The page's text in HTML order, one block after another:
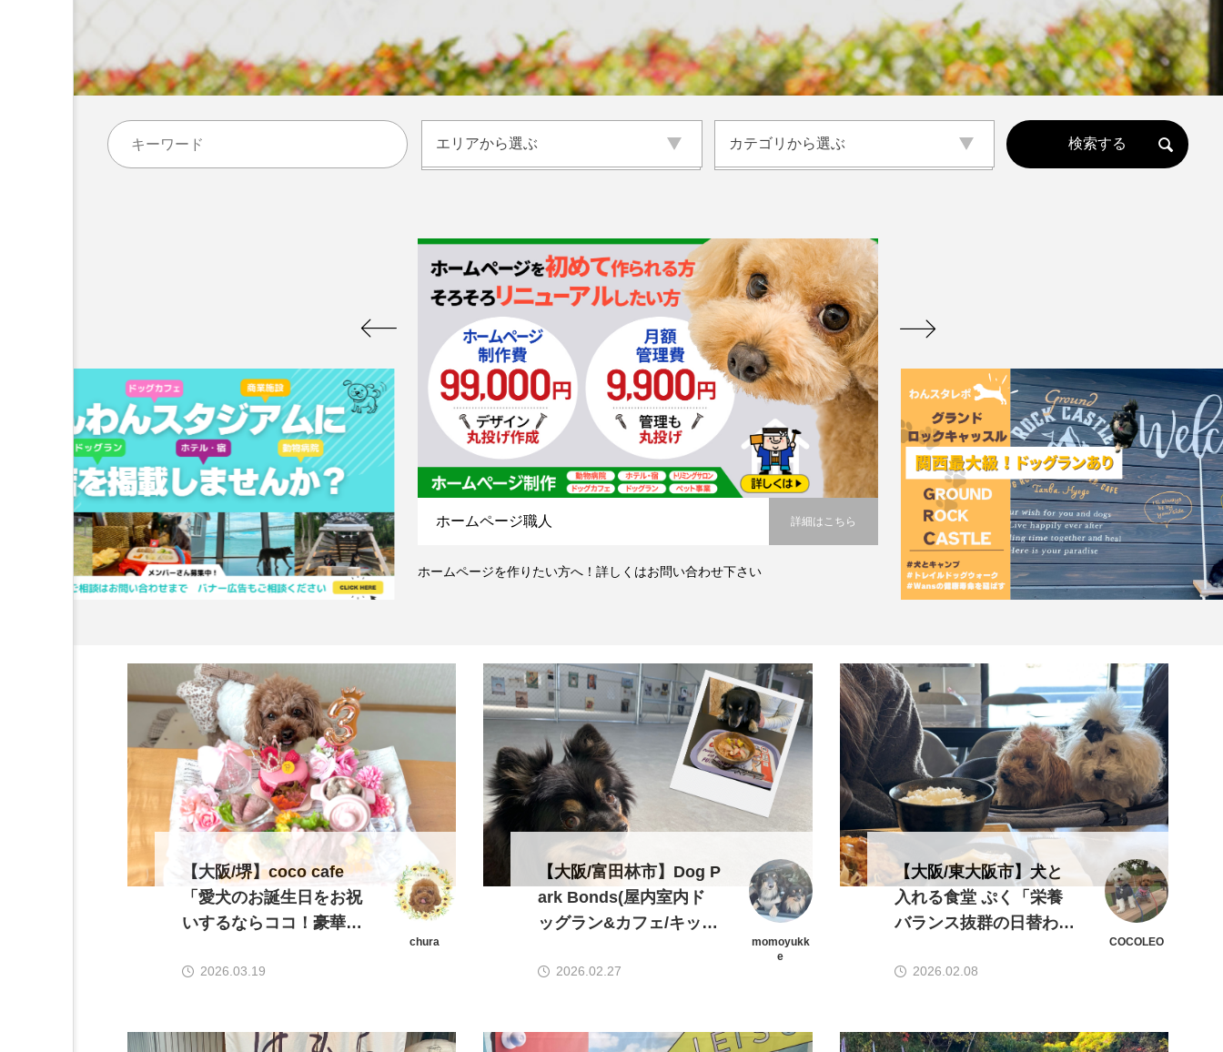
会社概要
プライバシーポリシー
お問い合わせ
エリアから選ぶ
エリアから選ぶ
滋賀県
京都府
大阪府
兵庫県
奈良県
和歌山県
その他 カテゴリから選ぶ
カテゴリから選ぶ
ドッグラン
ドッグカフェ
愛犬とおでかけ(公園･施設etc)
愛犬と旅行
トリミングサロン
動物病院
コラム
や施設をご掲載しませんか？【お問合せ】よりご相談下さい
ホームページ職人 詳細はこちら
ホームページを作りたい方へ！詳しくはお問い合わせ下さい
➡関西最大級ドッグラン有！ワンズと楽しめるキャンプ施設
【大阪/堺】coco cafe
「愛犬のお誕生日をお祝
いするならココ！豪華な
トブースで大喜び間違い
chura
2026.03.19
【大阪/富田林市】Dog P
ark Bonds(屋内室内ド
ッグラン&カフェ/キッチ
ンズ「地域最大級屋内で
momoyukk
e
2026.02.27
【大阪/東大阪市】犬と
入れる食堂 ぷく「栄養
バランス抜群の日替わり
COCOLEO
2026.02.08